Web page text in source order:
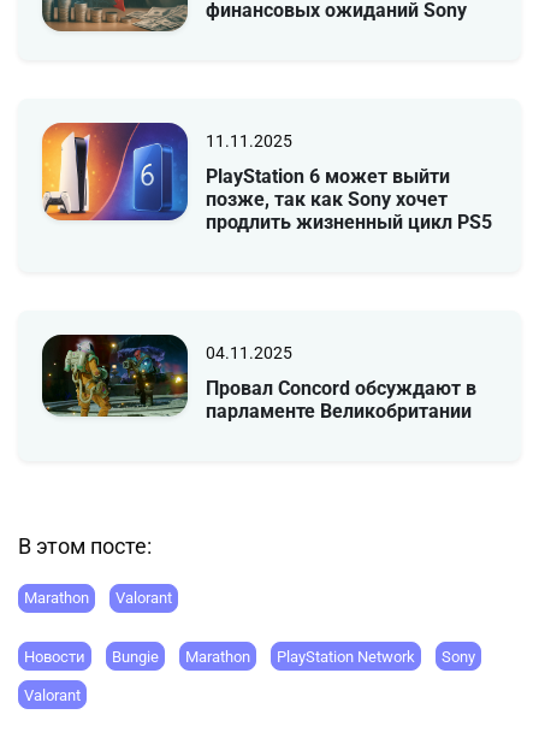
финансовых ожиданий Sony
11.11.2025
PlayStation 6 может выйти
позже, так как Sony хочет
продлить жизненный цикл PS5
04.11.2025
Провал Concord обсуждают в
парламенте Великобритании
В этом посте:
Marathon Valorant
Новости Bungie Marathon PlayStation Network Sony
Valorant